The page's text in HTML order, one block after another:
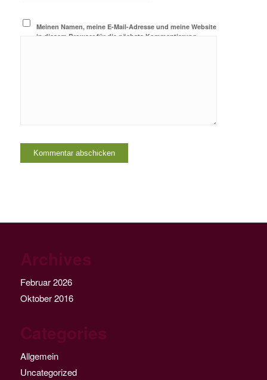
Meinen Namen, meine E-Mail-Adresse und meine Website
in diesem Browser für die nächste Kommentierung
Archives
Februar 2026
Oktober 2016
Categories
Allgemein
Uncategorized